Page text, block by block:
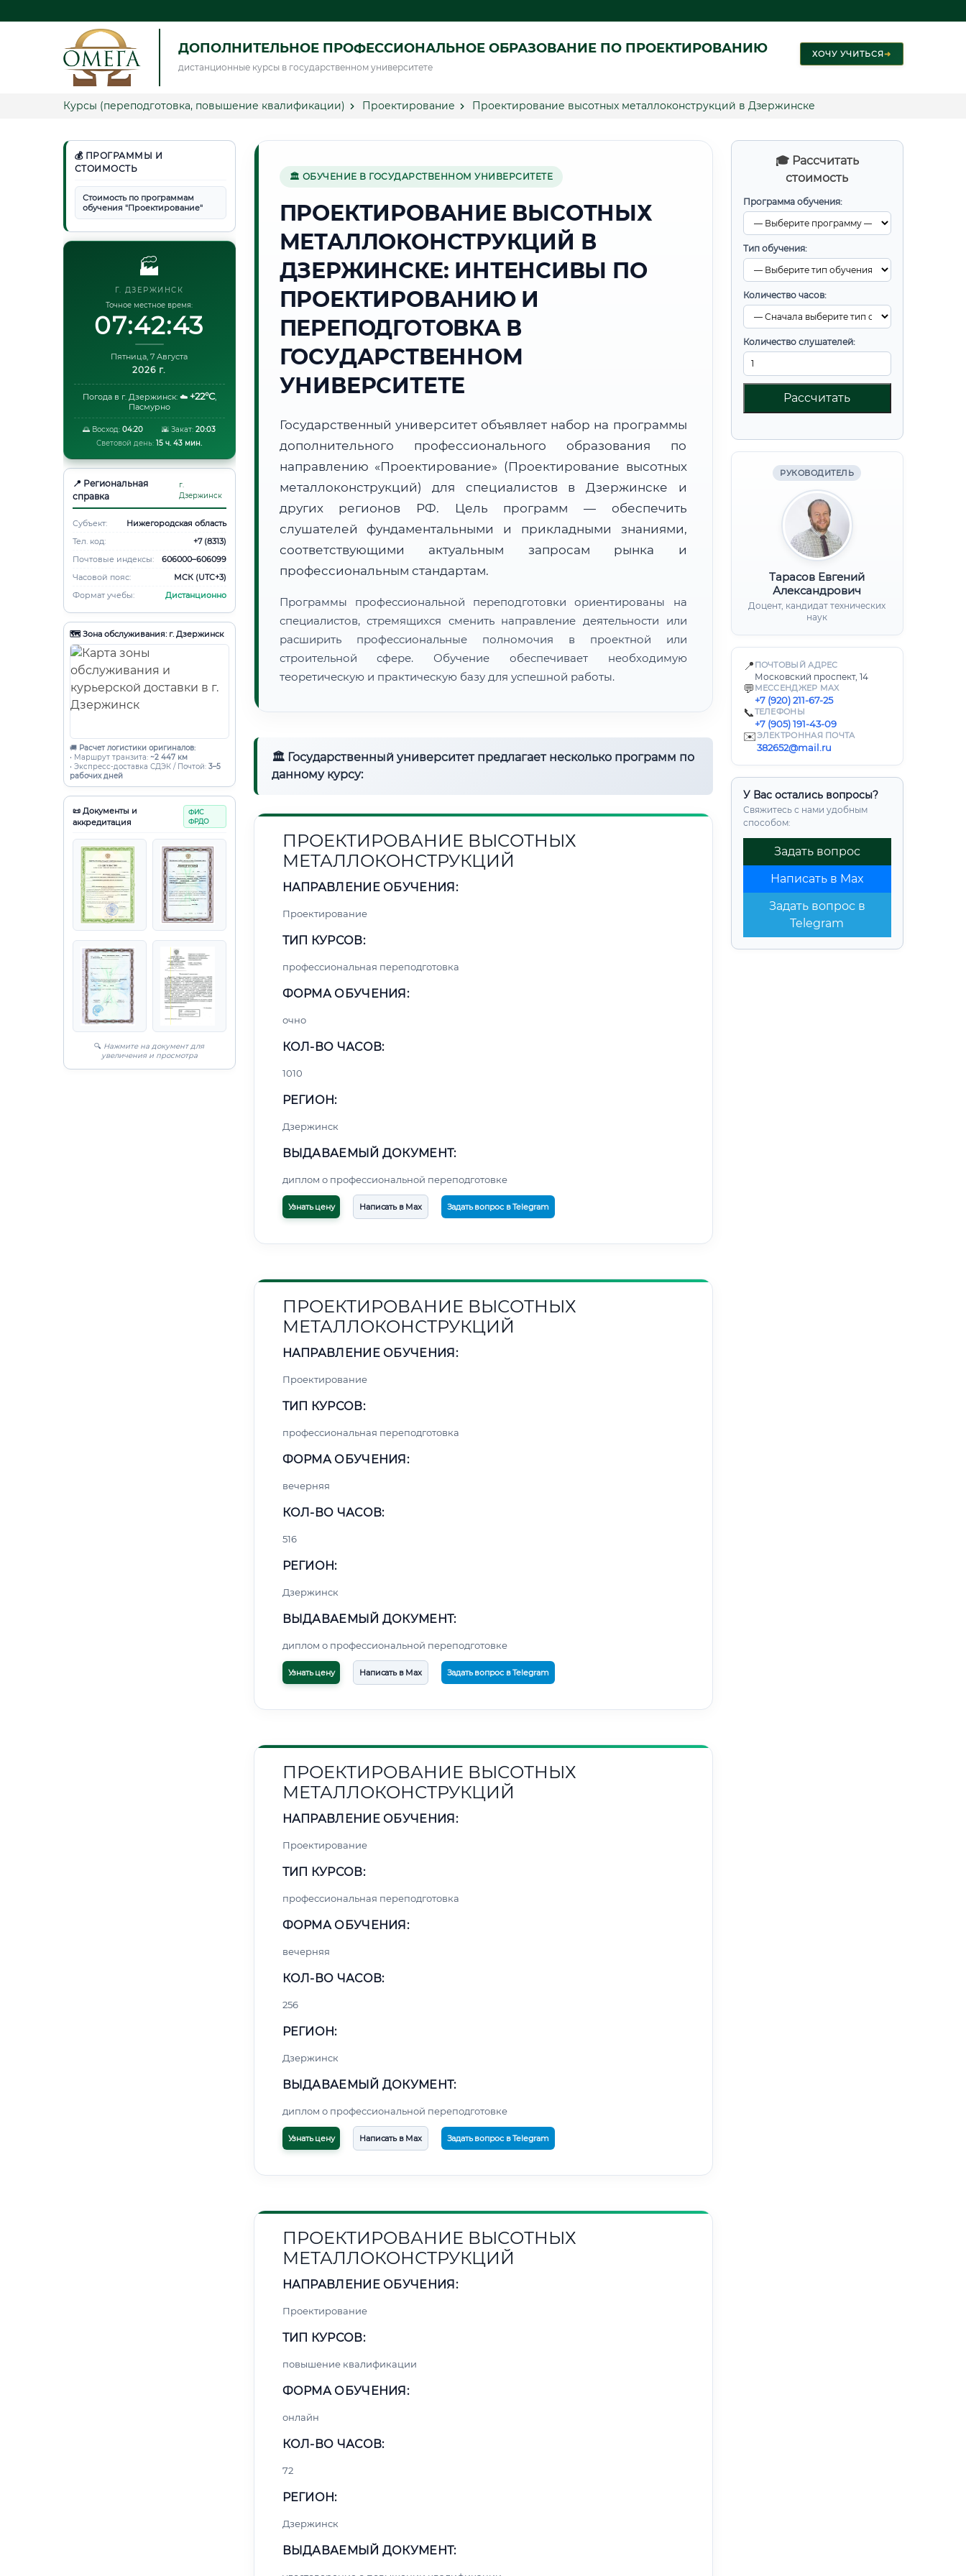
ДОПОЛНИТЕЛЬНОЕ ПРОФЕССИОНАЛЬНОЕ ОБРАЗОВАНИЕ ПО ПРОЕКТИРОВАНИЮ
дистанционные курсы в государственном университете
ХОЧУ УЧИТЬСЯ➜
Курсы (переподготовка, повышение квалификации) Проектирование Проектирование высотных металлоконструкций в Дзержинске
💰 ПРОГРАММЫ И
СТОИМОСТЬ
Стоимость по программам
обучения "Проектирование"
🏭
Г. ДЗЕРЖИНСК
Точное местное время:
07:42:44
Пятница, 7 Августа
2026 г.
Погода в г. Дзержинск: ☁️ +22°C,
Пасмурно
🌅 Восход:04:20 🌇 Закат: 20:03
Световой день: 15 ч. 43 мин.
📍 Региональная
справка
г.
Дзержинск
Субъект:
Нижегородская область
Тел. код:
+7 (8313)
Почтовые индексы:
606000–606099
Часовой пояс:
МСК (UTC+3)
Формат учебы:
Дистанционно
🗺️ Зона обслуживания: г. Дзержинск
🚚 Расчет логистики оригиналов:
• Маршрут транзита: ~2 447 км
• Экспресс-доставка СДЭК / Почтой: 3–5
рабочих дней
📜 Документы и
аккредитация
ФИС
ФРДО
🔍 Нажмите на документ для
увеличения и просмотра
🎓 Рассчитать
стоимость
Программа обучения:
Тип обучения:
Количество часов:
Количество слушателей:
Рассчитать
РУКОВОДИТЕЛЬ
Тарасов Евгений
Александрович
Доцент, кандидат технических
наук
📍 ПОЧТОВЫЙ АДРЕС
Московский проспект, 14
💬 МЕССЕНДЖЕР MAX
+7 (920) 211-67-25
📞ТЕЛЕФОНЫ
+7 (905) 191-43-09
✉️ЭЛЕКТРОННАЯ ПОЧТА
382652@mail.ru
У Вас остались вопросы?
Свяжитесь с нами удобным
способом:
Задать вопрос
Написать в Max
Задать вопрос в
Telegram
🏛 ОБУЧЕНИЕ В ГОСУДАРСТВЕННОМ УНИВЕРСИТЕТЕ
ПРОЕКТИРОВАНИЕ ВЫСОТНЫХ
МЕТАЛЛОКОНСТРУКЦИЙ В
ДЗЕРЖИНСКЕ: ИНТЕНСИВЫ ПО
ПРОЕКТИРОВАНИЮ И
ПЕРЕПОДГОТОВКА В
ГОСУДАРСТВЕННОМ
УНИВЕРСИТЕТЕ
Государственный университет объявляет набор на программы
дополнительного профессионального образования по
направлению «Проектирование» (Проектирование высотных
металлоконструкций) для специалистов в Дзержинске и
других регионов РФ. Цель программ — обеспечить
слушателей фундаментальными и прикладными знаниями,
соответствующими актуальным запросам рынка и
профессиональным стандартам.
Программы профессиональной переподготовки ориентированы на
специалистов, стремящихся сменить направление деятельности или
расширить профессиональные полномочия в проектной или
строительной сфере. Обучение обеспечивает необходимую
теоретическую и практическую базу для успешной работы.
🏛 Государственный университет предлагает несколько программ по
данному курсу:
ПРОЕКТИРОВАНИЕ ВЫСОТНЫХ
МЕТАЛЛОКОНСТРУКЦИЙ
НАПРАВЛЕНИЕ ОБУЧЕНИЯ:
Проектирование
ТИП КУРСОВ:
профессиональная переподготовка
ФОРМА ОБУЧЕНИЯ:
очно
КОЛ-ВО ЧАСОВ:
1010
РЕГИОН:
Дзержинск
ВЫДАВАЕМЫЙ ДОКУМЕНТ:
диплом о профессиональной переподготовке
Узнать цену Написать в Max Задать вопрос в Telegram
ПРОЕКТИРОВАНИЕ ВЫСОТНЫХ
МЕТАЛЛОКОНСТРУКЦИЙ
НАПРАВЛЕНИЕ ОБУЧЕНИЯ:
Проектирование
ТИП КУРСОВ:
профессиональная переподготовка
ФОРМА ОБУЧЕНИЯ:
вечерняя
КОЛ-ВО ЧАСОВ:
516
РЕГИОН:
Дзержинск
ВЫДАВАЕМЫЙ ДОКУМЕНТ:
диплом о профессиональной переподготовке
Узнать цену Написать в Max Задать вопрос в Telegram
ПРОЕКТИРОВАНИЕ ВЫСОТНЫХ
МЕТАЛЛОКОНСТРУКЦИЙ
НАПРАВЛЕНИЕ ОБУЧЕНИЯ:
Проектирование
ТИП КУРСОВ:
профессиональная переподготовка
ФОРМА ОБУЧЕНИЯ:
вечерняя
КОЛ-ВО ЧАСОВ:
256
РЕГИОН:
Дзержинск
ВЫДАВАЕМЫЙ ДОКУМЕНТ:
диплом о профессиональной переподготовке
Узнать цену Написать в Max Задать вопрос в Telegram
ПРОЕКТИРОВАНИЕ ВЫСОТНЫХ
МЕТАЛЛОКОНСТРУКЦИЙ
НАПРАВЛЕНИЕ ОБУЧЕНИЯ:
Проектирование
ТИП КУРСОВ:
повышение квалификации
ФОРМА ОБУЧЕНИЯ:
онлайн
КОЛ-ВО ЧАСОВ:
72
РЕГИОН:
Дзержинск
ВЫДАВАЕМЫЙ ДОКУМЕНТ: